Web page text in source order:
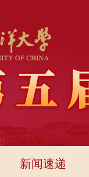
新闻速递